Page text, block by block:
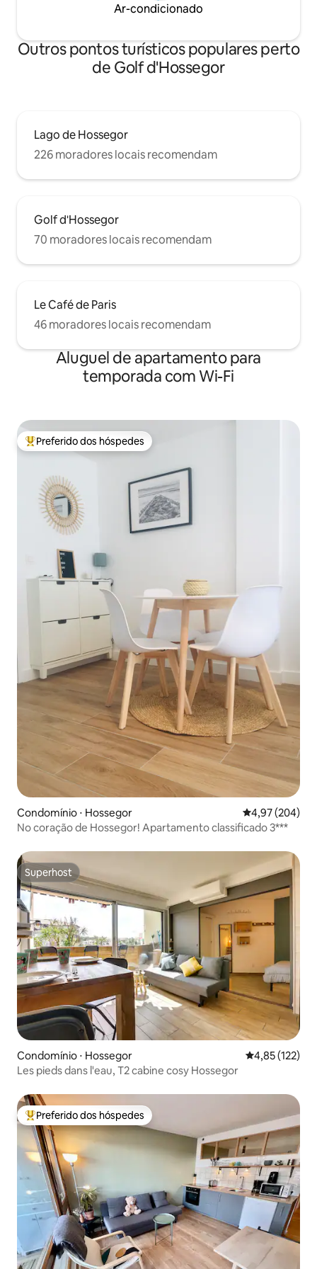
Ar-condicionado
Outros pontos turísticos populares perto
de Golf d'Hossegor
Lago de Hossegor
226 moradores locais recomendam
Golf d'Hossegor
70 moradores locais recomendam
Le Café de Paris
46 moradores locais recomendam
Aluguel de apartamento para
temporada com Wi-Fi
Entre os melhores preferidos dos hóspedes
Preferido dos hóspedes
Condomínio ⋅ Hossegor 4,97 de uma
4,97 (204)
No coração de Hossegor! Apartamento classificado 3***
Superhost
Superhost
Condomínio ⋅ Hossegor 4,85 de uma
4,85 (122)
Les pieds dans l'eau, T2 cabine cosy Hossegor
Entre os melhores preferidos dos hóspedes
Preferido dos hóspedes